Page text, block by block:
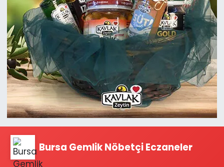
Bursa Gemlik Nöbetçi Eczaneler